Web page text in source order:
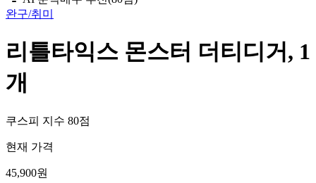
완구/취미
리틀타익스 몬스터 더티디거, 1
개
쿠스피 지수 80점
현재 가격
45,900원